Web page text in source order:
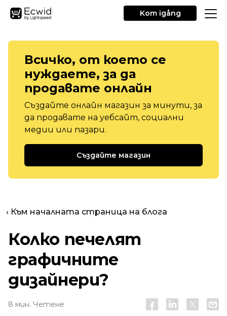
Kom igång
Всичко, от което се
нуждаете, за да
продавате онлайн
Създайте онлайн магазин за минути, за
да продавате на уебсайт, социални
медии или пазари.
Създайте магазин
‹ Към началната страница на блога
Колко печелят
графичните
дизайнери?
8 мин. Четене